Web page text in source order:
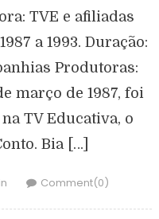
TVE e afiliadas
a 1993. Duração:
Produtoras:
março de 1987, foi
TV Educativa, o
Bia […]
Comment(0)